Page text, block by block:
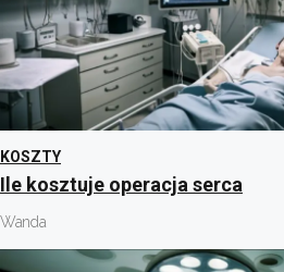
KOSZTY
Ile kosztuje operacja serca
Wanda